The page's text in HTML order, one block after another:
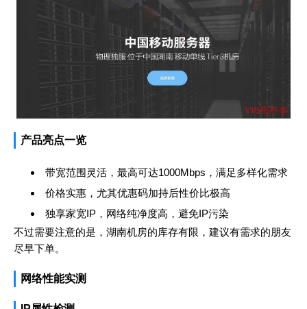
产品亮点一览
带宽范围灵活，最高可达1000Mbps，满足多样化需求
价格实惠，尤其优惠码加持后性价比极高
独享家宽IP，网络纯净度高，避免IP污染
不过需要注意的是，湖南机房的库存有限，建议有需求的朋友
尽早下单。
网络性能实测